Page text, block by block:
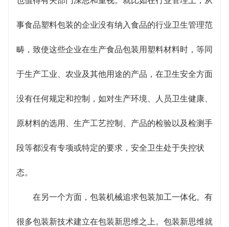
事食品塑料包装的企业没有纳入食品的行业卫生管理范
畴，致使这些企业在生产食品包装用塑料材料时，等同
于生产工业、农业及其他用途的产品，在卫生安全方面
没有任何规定和控制，如对生产环境、人员卫生健康、
原材料的选用、生产工艺控制、产品的检验以及检测手
段等都没有专项或特定的要求，安全卫生处于失控状
态。
在另一个方面，包装机械追求包装加工一体化。有
很多包装新技术建立在包装新思维之上。包装新思维就